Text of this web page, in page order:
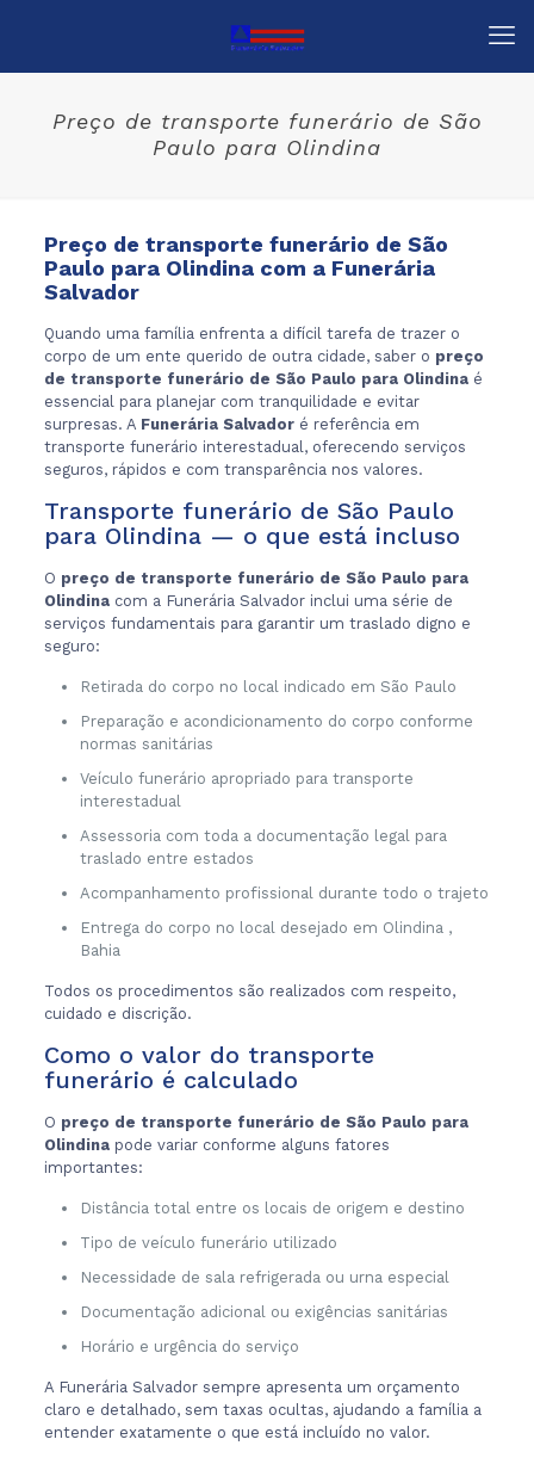
Preço de transporte funerário de São
Paulo para Olindina
Preço de transporte funerário de São
Paulo para Olindina com a Funerária
Salvador
Quando uma família enfrenta a difícil tarefa de trazer o
corpo de um ente querido de outra cidade, saber o preço
de transporte funerário de São Paulo para Olindina é
essencial para planejar com tranquilidade e evitar
surpresas. A Funerária Salvadoré referência em
transporte funerário interestadual, oferecendo serviços
seguros, rápidos e com transparência nos valores.
Transporte funerário de São Paulo
para Olindina — o que está incluso
O preço de transporte funerário de São Paulo para
Olindina com a Funerária Salvador inclui uma série de
serviços fundamentais para garantir um traslado digno e
seguro:
Retirada do corpo no local indicado em São Paulo
Preparação e acondicionamento do corpo conforme
normas sanitárias
Veículo funerário apropriado para transporte
interestadual
Assessoria com toda a documentação legal para
traslado entre estados
Acompanhamento profissional durante todo o trajeto
Entrega do corpo no local desejado em Olindina ,
Bahia
Todos os procedimentos são realizados com respeito,
cuidado e discrição.
Como o valor do transporte
funerário é calculado
O preço de transporte funerário de São Paulo para
Olindina pode variar conforme alguns fatores
importantes:
Distância total entre os locais de origem e destino
Tipo de veículo funerário utilizado
Necessidade de sala refrigerada ou urna especial
Documentação adicional ou exigências sanitárias
Horário e urgência do serviço
A Funerária Salvador sempre apresenta um orçamento
claro e detalhado, sem taxas ocultas, ajudando a família a
entender exatamente o que está incluído no valor.